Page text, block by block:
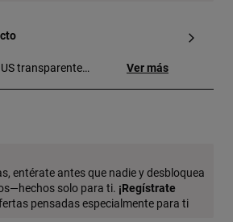
transparente
Peso 330g.
Ver más
entérate antes que nadie y desbloquea
solo para ti. ¡Regístrate
pensadas especialmente para ti